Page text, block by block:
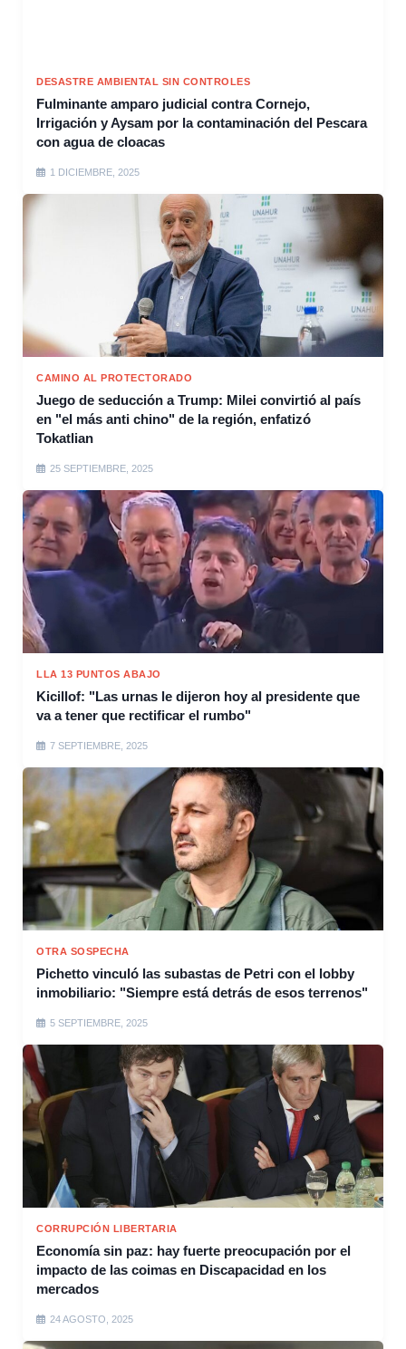
DESASTRE AMBIENTAL SIN CONTROLES
Fulminante amparo judicial contra Cornejo,
Irrigación y Aysam por la contaminación del Pescara
con agua de cloacas
1 DICIEMBRE, 2025
CAMINO AL PROTECTORADO
Juego de seducción a Trump: Milei convirtió al país
en "el más anti chino" de la región, enfatizó
Tokatlian
25 SEPTIEMBRE, 2025
LLA 13 PUNTOS ABAJO
Kicillof: "Las urnas le dijeron hoy al presidente que
va a tener que rectificar el rumbo"
7 SEPTIEMBRE, 2025
OTRA SOSPECHA
Pichetto vinculó las subastas de Petri con el lobby
inmobiliario: "Siempre está detrás de esos terrenos"
5 SEPTIEMBRE, 2025
CORRUPCIÓN LIBERTARIA
Economía sin paz: hay fuerte preocupación por el
impacto de las coimas en Discapacidad en los
mercados
24 AGOSTO, 2025